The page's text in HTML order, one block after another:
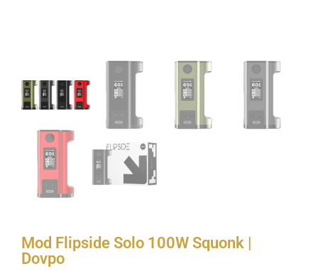
Mod Flipside Solo 100W Squonk |
Dovpo